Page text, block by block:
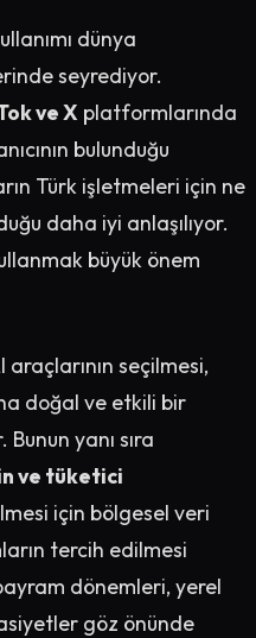
dünya
seyrediyor.
ve X platformlarında
bulunduğu
Türk işletmeleri için ne
daha iyi anlaşılıyor.
büyük önem
seçilmesi,
doğal ve etkili bir
Bunun yanı sıra
ve tüketici
için bölgesel veri
tercih edilmesi
dönemleri, yerel
göz önünde